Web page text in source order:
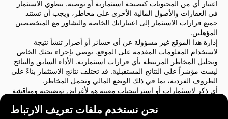
نحن نستخدم ملفات تعريف الارتباط
اعتبار أي من المحتويات كنصيحة استثمارية أو توصية. ينطوي الاستثمار
في العقارات والأصول المالية الأخرى على مخاطر، ويجب أن تستند
جميع قرارات الاستثمار إلى اعتباراتك الخاصة والتشاور مع المتخصصين
المؤهلين.
إدارة هذا الموقع غير مسؤولة عن أي خسائر أو أضرار تنشأ نتيجة
لاستخدام المعلومات المقدمة على الموقع. نوصي بإجراء بحثك الخاص
وتحليل المخاطر المرتبطة بأي قرارات استثمارية. الأداء السابق والنتائج
ليست مؤشراً على النتائج المستقبلية. قد تختلف نتائج الاستثمار بناءً على
الظروف الفردية، بما في ذلك الوضع المالي وتحمل المخاطر.
أي ذكر لاستثمارات أو استراتيجيات معينة هو لأغراض توضيحية ومناقشة